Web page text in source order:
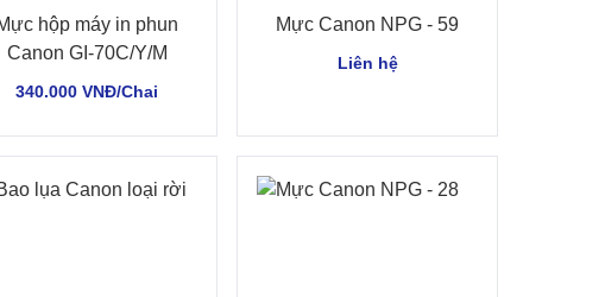
hộp máy in phun
Canon GI-70C/Y/M
340.000 VNĐ/Chai
Mực Canon NPG - 59
Liên hệ